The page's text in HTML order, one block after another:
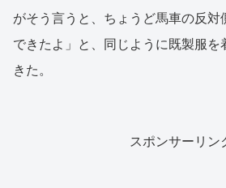
がそう言うと、ちょうど馬車の反対
できたよ」と、同じように既製服を
きた。
スポンサーリン